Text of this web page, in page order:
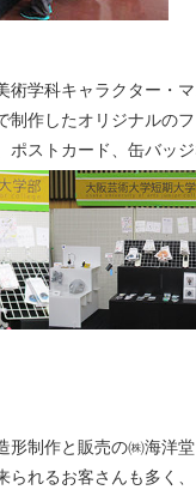
学科キャラクター・
作したオリジナルのフ
ストカード、缶バッ
制作と販売の㈱海洋
れるお客さんも多く、